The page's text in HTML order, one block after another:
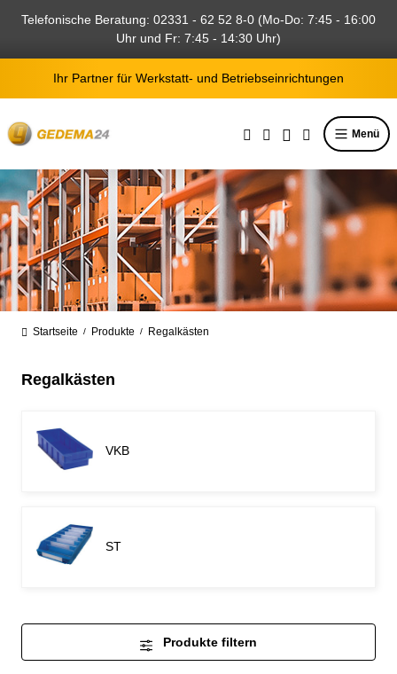
springen
Telefonische Beratung: 02331 - 62 52 8-0 (Mo-Do: 7:45 - 16:00
Uhr und Fr: 7:45 - 14:30 Uhr)
Ihr Partner für Werkstatt- und Betriebseinrichtungen
Menü
Startseite / Produkte / Regalkästen
Regalkästen
VKB
ST
Produkte filtern